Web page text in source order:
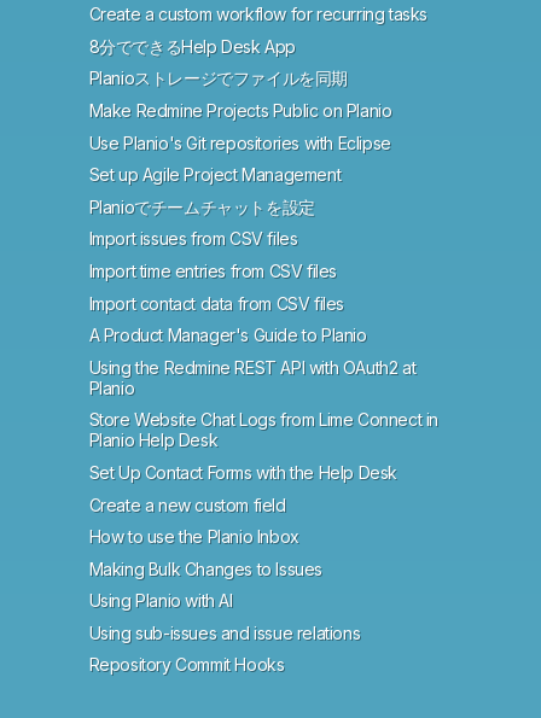
Create a custom workflow for recurring tasks
8分でできるHelp Desk App
Planioストレージでファイルを同期
Make Redmine Projects Public on Planio
Use Planio's Git repositories with Eclipse
Set up Agile Project Management
Planioでチームチャットを設定
Import issues from CSV files
Import time entries from CSV files
Import contact data from CSV files
A Product Manager's Guide to Planio
Using the Redmine REST API with OAuth2 at
Planio
Store Website Chat Logs from Lime Connect in
Planio Help Desk
Set Up Contact Forms with the Help Desk
Create a new custom field
How to use the Planio Inbox
Making Bulk Changes to Issues
Using Planio with AI
Using sub-issues and issue relations
Repository Commit Hooks